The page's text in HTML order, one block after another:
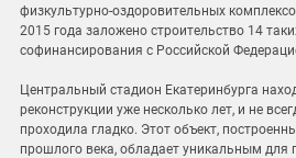
физкультурно-оздоровительных
2015 года заложено строительство 14
софинансирования с Российской
Центральный стадион Екатеринбурга
реконструкции уже несколько лет, и не
проходила гладко. Этот объект,
прошлого века, обладает уникальным для